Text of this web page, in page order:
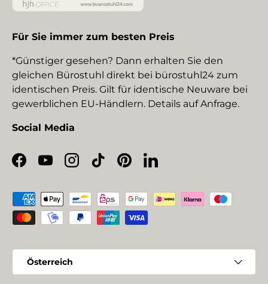
Für Sie immer zum besten Preis
*Günstiger gesehen? Dann erhalten Sie den
gleichen Bürostuhl direkt bei bürostuhl24 zum
identischen Preis. Gilt für identische Neuware bei
gewerblichen EU-Händlern. Details auf Anfrage.
Social Media
Facebook
YouTubeInstagram
TikTokPinterestLinkedIn
Zahlungsmethoden
Land/Region
Österreich